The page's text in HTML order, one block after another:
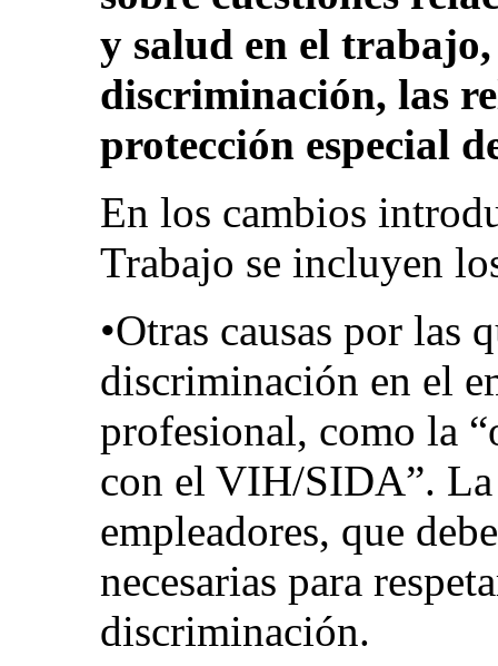
y salud en el
discriminación, las
protección especial
En los cambios
Trabajo se incluyen
•Otras causas por las
discriminación en el
profesional, como la
con el VIH/SIDA”.
empleadores, que
necesarias para
discriminación.